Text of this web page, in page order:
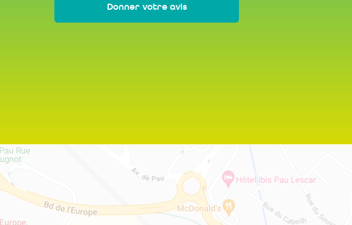
Donner votre avis